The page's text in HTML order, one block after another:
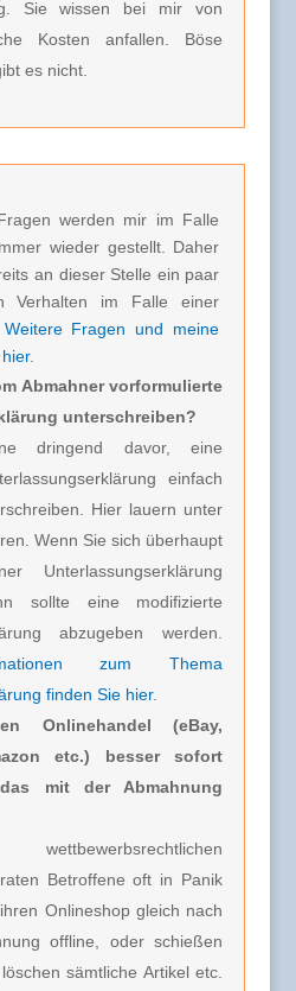
Sie wissen bei mir von
Kosten anfallen. Böse
es nicht.
werden mir im Falle
wieder gestellt. Daher
an dieser Stelle ein paar
Verhalten im Falle einer
Weitere Fragen und meine
.
Abmahner vorformulierte
unterschreiben?
dringend davor, eine
einfach
Hier lauern unter
Wenn Sie sich überhaupt
Unterlassungserklärung
sollte eine modifizierte
abzugeben werden.
zum Thema
finden Sie hier.
Onlinehandel (eBay,
etc.) besser sofort
mit der Abmahnung
Betroffene oft in Panik
Onlineshop gleich nach
offline, oder schießen
sämtliche Artikel etc.